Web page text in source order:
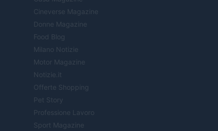
Cineverse Magazine
Donne Magazine
Food Blog
Milano Notizie
Motor Magazine
Notizie.it
Offerte Shopping
Pet Story
Professione Lavoro
Sport Magazine